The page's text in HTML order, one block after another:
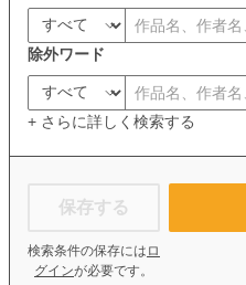
除外ワード
+ さらに詳しく検索する
保存する
検索条件の保存には ロ
グインが必要です。